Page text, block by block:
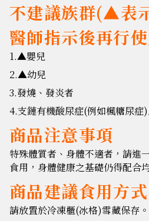
不建議族群(▲表
醫師指示後再行
1.▲嬰兒
2.▲幼兒
3.發燒、發炎者
4.支鏈有機酸尿症(例如楓糖尿症
商品注意事項
特殊體質者、身體不適者，請進
食用，身體健康之基礎仍得配合
商品建議食用方式
請放置於冷凍櫃(冰格)雪藏保存。